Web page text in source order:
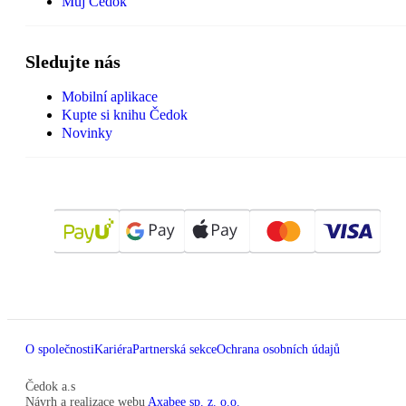
Sledujte nás
Mobilní aplikace
Kupte si knihu Čedok
Novinky
O společnostiKariéraPartnerská sekceOchrana osobních údajů
Čedok a.s
Návrh a realizace webu Axabee sp. z. o.o.